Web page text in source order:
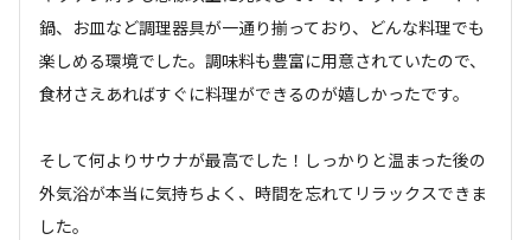
鍋、お皿など調理器具が一通り揃っており、どんな料理でも
楽しめる環境でした。調味料も豊富に用意されていたので、
食材さえあればすぐに料理ができるのが嬉しかったです。
そして何よりサウナが最高でした！しっかりと温まった後の
外気浴が本当に気持ちよく、時間を忘れてリラックスできま
した。